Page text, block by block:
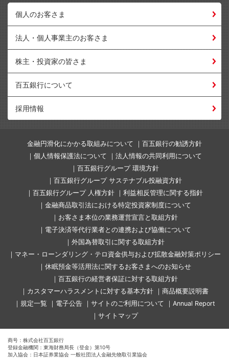
個人のお客さま
法人・個人事業主のお客さま
株主・投資家の皆さま
百五銀行について
採用情報
金融円滑化にかかる取組みについて
百五銀行の勧誘方針
個人情報保護法について
法人情報の共同利用について
百五銀行グループ 環境方針
百五銀行グループ サステナブル投融資方針
百五銀行グループ 人権方針
利益相反管理に関する指針
金融商品取引法における特定投資家制度について
お客さま本位の業務運営宣言と取組方針
電子決済等代行業者との連携および協働について
外国為替取引に関する取組方針
マネー・ローンダリング・テロ資金供与および拡散金融対策ポリシー
休眠預金等活用法に関するお客さまへのお知らせ
百五銀行の経営者保証に対する取組方針
カスタマーハラスメントに対する基本方針
商品概要説明書
規定一覧
電子公告 サイトのご利用について
Annual Report
サイトマップ
商号：株式会社百五銀行
登録金融機関：東海財務局長（登金）第10号
加入協会：日本証券業協会 一般社団法人金融先物取引業協会